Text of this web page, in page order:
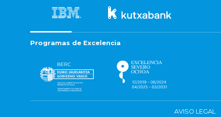
Programas de Excelencia
AVISO LEGAL